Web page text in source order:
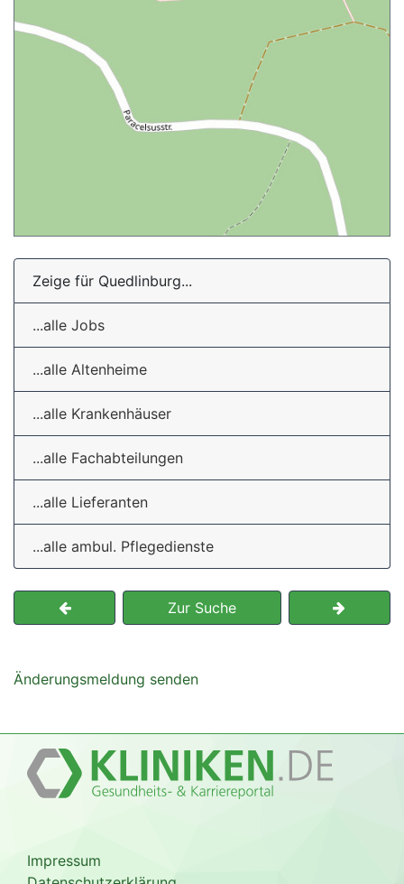
Zeige für Quedlinburg...
...alle Jobs
...alle Altenheime
...alle Krankenhäuser
...alle Fachabteilungen
...alle Lieferanten
...alle ambul. Pflegedienste
Zur Suche
Änderungsmeldung senden
Impressum